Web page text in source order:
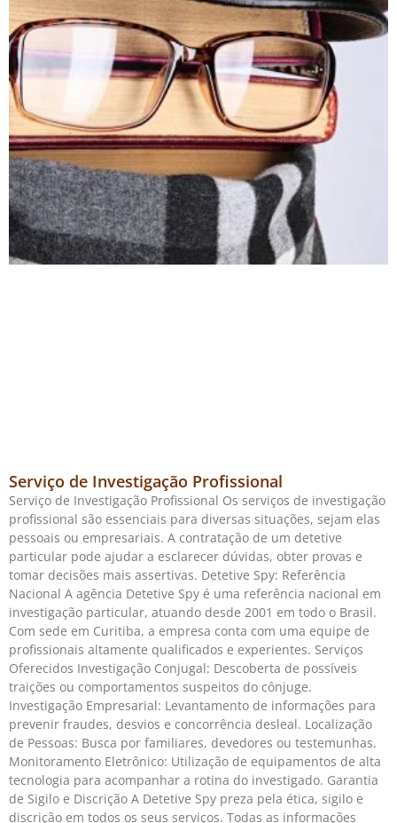
Serviço de Investigação Profissional
Serviço de Investigação Profissional Os serviços de investigação
profissional são essenciais para diversas situações, sejam elas
pessoais ou empresariais. A contratação de um detetive
particular pode ajudar a esclarecer dúvidas, obter provas e
tomar decisões mais assertivas. Detetive Spy: Referência
Nacional A agência Detetive Spy é uma referência nacional em
investigação particular, atuando desde 2001 em todo o Brasil.
Com sede em Curitiba, a empresa conta com uma equipe de
profissionais altamente qualificados e experientes. Serviços
Oferecidos Investigação Conjugal: Descoberta de possíveis
traições ou comportamentos suspeitos do cônjuge.
Investigação Empresarial: Levantamento de informações para
prevenir fraudes, desvios e concorrência desleal. Localização
de Pessoas: Busca por familiares, devedores ou testemunhas.
Monitoramento Eletrônico: Utilização de equipamentos de alta
tecnologia para acompanhar a rotina do investigado. Garantia
de Sigilo e Discrição A Detetive Spy preza pela ética, sigilo e
discrição em todos os seus serviços. Todas as informações